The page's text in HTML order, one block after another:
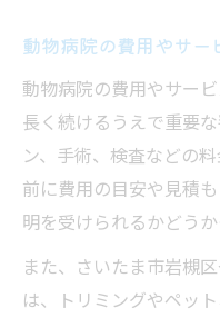
動物病院の費用やサー
動物病院の費用やサー
長く続けるうえで重要
ン、手術、検査などの
前に費用の目安や見積
明を受けられるかどうか
また、さいたま市岩槻
は、トリミングやペッ